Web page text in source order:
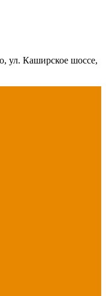
ул. Каширское шоссе,